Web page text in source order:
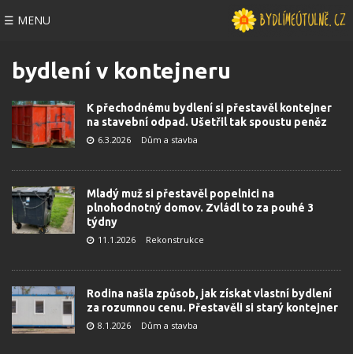
☰ MENU
bydlení v kontejneru
K přechodnému bydlení si přestavěl kontejner
na stavební odpad. Ušetřil tak spoustu peněz
6.3.2026 Dům a stavba
Mladý muž si přestavěl popelnici na
plnohodnotný domov. Zvládl to za pouhé 3
týdny
11.1.2026 Rekonstrukce
Rodina našla způsob, jak získat vlastní bydlení
za rozumnou cenu. Přestavěli si starý kontejner
8.1.2026 Dům a stavba